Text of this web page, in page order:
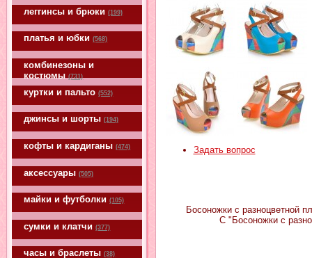
леггинсы и брюки(199)
платья и юбки(568)
комбинезоны и
костюмы(731)
куртки и пальто(552)
джинсы и шорты(194)
кофты и кардиганы(474)
аксессуары(505)
майки и футболки(105)
сумки и клатчи(377)
часы и браслеты(38)
Задать вопрос
Босоножки с разноцветной
С "Босоножки с